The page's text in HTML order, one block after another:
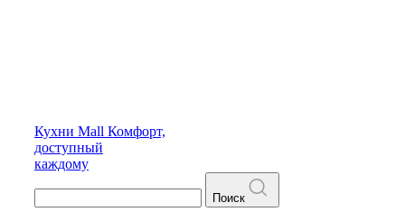
Кухни Mall Комфорт,
доступный
каждому
Поиск